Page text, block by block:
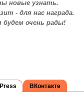
новые узнать.
- для нас награда.
очень рады!
ВКонтакте